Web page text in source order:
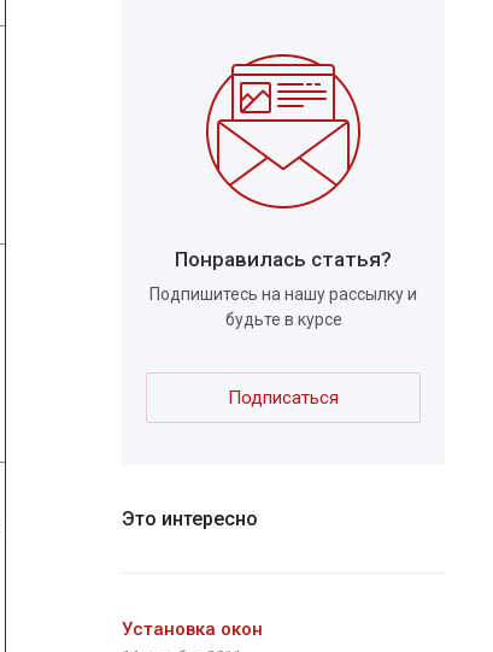
Понравилась статья?
Подпишитесь на нашу рассылку и
будьте в курсе
Подписаться
Это интересно
Установка окон